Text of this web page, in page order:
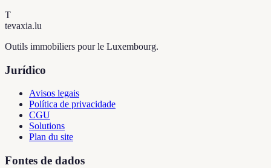
T
tevaxia.lu
Outils immobiliers pour le Luxembourg.
Jurídico
Avisos legais
Política de privacidade
CGU
Solutions
Plan du site
Fontes de dados